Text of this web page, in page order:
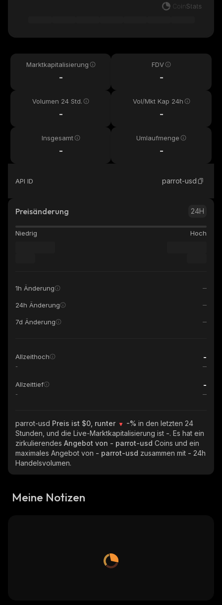
Marktkapitalisierung
-
FDV
-
Volumen 24 Std.
-
Vol/Mkt Kap 24h
-
Insgesamt
-
Umlaufmenge
-
API ID parrot-usd
Preisänderung 24H
Niedrig Hoch
1h Änderung
24h Änderung
7d Änderung
Allzeithoch -
-
Allzeittief -
-
parrot-usd Preis ist $0, runter -% in den letzten 24
Stunden, und die Live-Marktkapitalisierung ist -. Es hat ein
zirkulierendes Angebot von - parrot-usd Coins und ein
maximales Angebot von - parrot-usd zusammen mit - 24h
Handelsvolumen.
Meine Notizen